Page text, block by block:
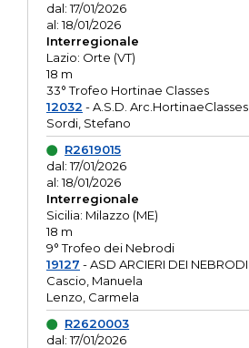
dal: 17/01/2026
al: 18/01/2026
Interregionale
Lazio: Orte (VT)
18 m
33° Trofeo Hortinae Classes
12032 - A.S.D. Arc.HortinaeClasses
Sordi, Stefano
R2619015
dal: 17/01/2026
al: 18/01/2026
Interregionale
Sicilia: Milazzo (ME)
18 m
9° Trofeo dei Nebrodi
19127 - ASD ARCIERI DEI NEBRODI
Cascio, Manuela
Lenzo, Carmela
R2620003
dal: 17/01/2026